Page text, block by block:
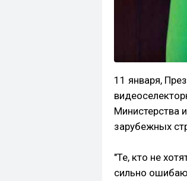
11 января,
Министерства
зарубежных
"Те, кто не
сильно